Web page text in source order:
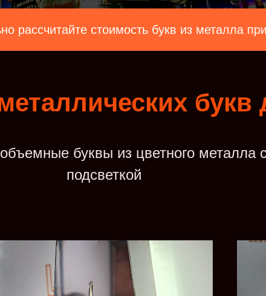
стоимость букв из металла при помощи
букв
буквы из цветного металла
подсветкой